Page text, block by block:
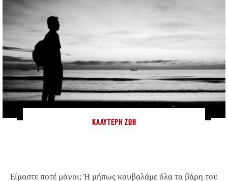
ΚΑΛΎΤΕΡΗ ΖΩΉ
Είμαστε ποτέ μόνοι; Ή μήπως κουβαλάμε όλα τα βάρη του